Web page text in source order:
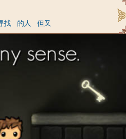
找 的人 但又